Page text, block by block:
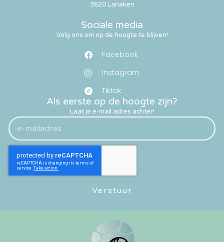
Als eerste op de hoogte zijn?
Laat je e-mail adres achter!
Verstuur
Sociale media
Volg ons om op de hoogte te blijven!
Facebook
Instagram
Tiktok
3620 Lanaken